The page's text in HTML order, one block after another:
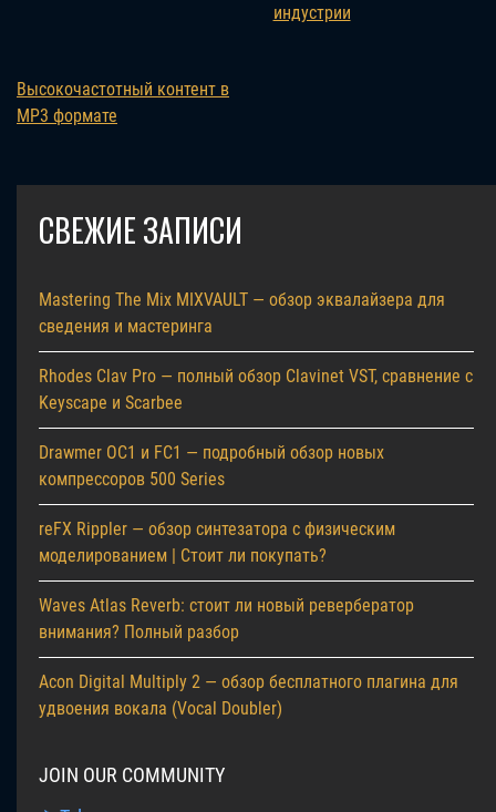
индустрии
Высокочастотный контент в
MP3 формате
СВЕЖИЕ ЗАПИСИ
Mastering The Mix MIXVAULT — обзор эквалайзера для
сведения и мастеринга
Rhodes Clav Pro — полный обзор Clavinet VST, сравнение с
Keyscape и Scarbee
Drawmer OC1 и FC1 — подробный обзор новых
компрессоров 500 Series
reFX Rippler — обзор синтезатора с физическим
моделированием | Стоит ли покупать?
Waves Atlas Reverb: стоит ли новый ревербератор
внимания? Полный разбор
Acon Digital Multiply 2 — обзор бесплатного плагина для
удвоения вокала (Vocal Doubler)
JOIN OUR COMMUNITY